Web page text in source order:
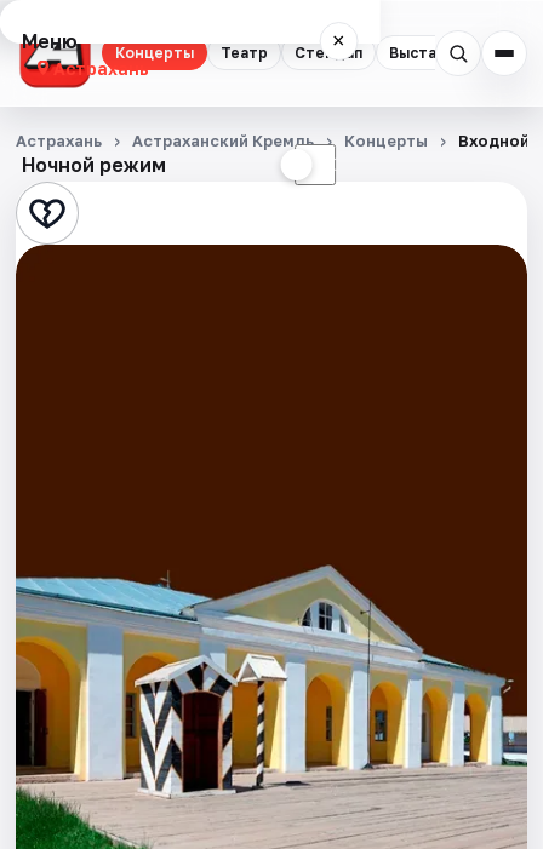
Концерты Театр Стендап Выставки
Меню ×
Астрахань
Концерты
Театр
Стендап
Города
Площадки
Артисты
Рейтинги
Ночной режим ☾
Астрахань Астраханский Кремль Концерты Входной